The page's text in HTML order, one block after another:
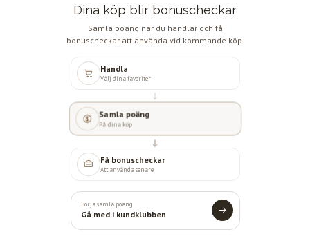
Dina köp blir bonuscheckar
Samla poäng när du handlar och få
bonuscheckar att använda vid kommande köp.
Handla
Välj dina favoriter
Samla poäng
På dina köp
Få bonuscheckar
Att använda senare
Börja samla poäng
Gå med i kundklubben